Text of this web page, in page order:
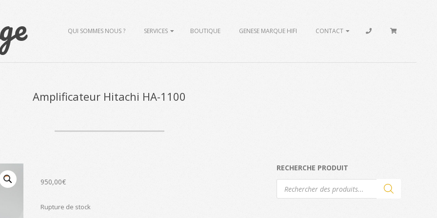
PrimaryQUI SOMMES NOUS ? SERVICES BOUTIQUE GENESE MARQUE HIFI CONTACT
Amplificateur Hitachi HA-1100
950,00€
Rupture de stock
RECHERCHE PRODUIT
Recherche
de
produits